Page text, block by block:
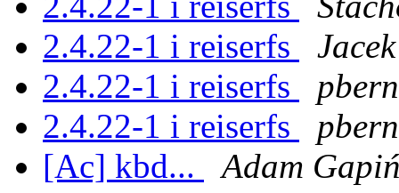
2.4.22-1 i reiserfs
2.4.22-1 i reiserfs
2.4.22-1 i reiserfs
[Ac] kbd...
Adam